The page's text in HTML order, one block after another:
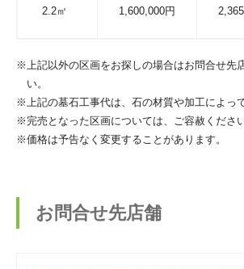
2.2㎡ 1,600,000円
※上記以外の区画をお探しの場合はお問合せ先
い。
※上記の墓石工事代は、石の材質や加工によっ
※完売となった区画については、ご容赦ください
※価格は予告なく変更することがあります。
お問合せ先店舗